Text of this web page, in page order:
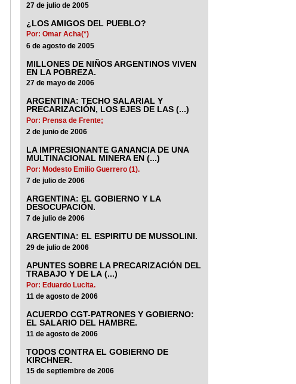
27 de julio de 2005
¿LOS AMIGOS DEL PUEBLO?
Por: Omar Acha(*)
6 de agosto de 2005
MILLONES DE NIÑOS ARGENTINOS VIVEN
EN LA POBREZA.
27 de mayo de 2006
ARGENTINA: TECHO SALARIAL Y
PRECARIZACIÓN, LOS EJES DE LAS (...)
Por: Prensa de Frente;
2 de junio de 2006
LA IMPRESIONANTE GANANCIA DE UNA
MULTINACIONAL MINERA EN (...)
Por: Modesto Emilio Guerrero (1).
7 de julio de 2006
ARGENTINA: EL GOBIERNO Y LA
DESOCUPACIÓN.
7 de julio de 2006
ARGENTINA: EL ESPIRITU DE MUSSOLINI.
29 de julio de 2006
APUNTES SOBRE LA PRECARIZACIÓN DEL
TRABAJO Y DE LA (...)
Por: Eduardo Lucita.
11 de agosto de 2006
ACUERDO CGT-PATRONES Y GOBIERNO:
EL SALARIO DEL HAMBRE.
11 de agosto de 2006
TODOS CONTRA EL GOBIERNO DE
KIRCHNER.
15 de septiembre de 2006